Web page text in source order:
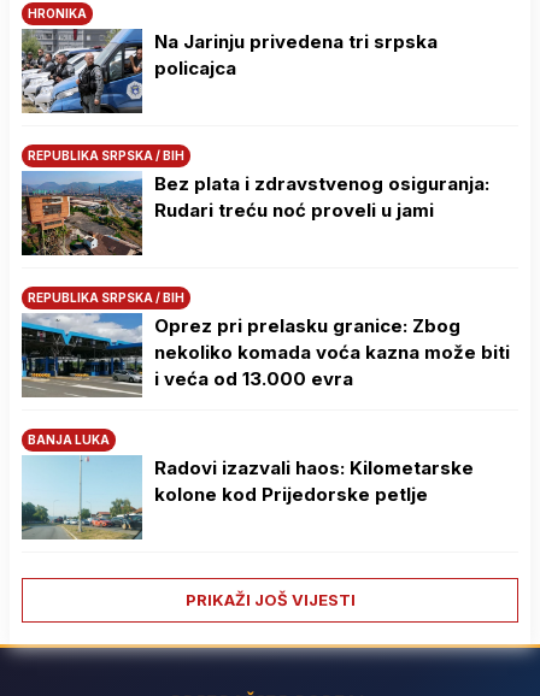
HRONIKA
Na Јarinju privedena tri srpska
policajca
REPUBLIKA SRPSKA / BIH
Bez plata i zdravstvenog osiguranja:
Rudari treću noć proveli u jami
REPUBLIKA SRPSKA / BIH
Oprez pri prelasku granice: Zbog
nekoliko komada voća kazna može biti
i veća od 13.000 evra
BANJA LUKA
Radovi izazvali haos: Kilometarske
kolone kod Prijedorske petlje
PRIKAŽI JOŠ VIJESTI